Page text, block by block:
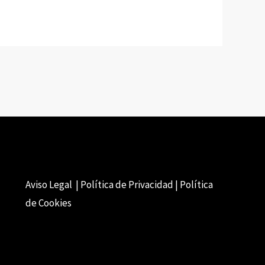
Aviso Legal | Política de Privacidad | Política
de Cookies